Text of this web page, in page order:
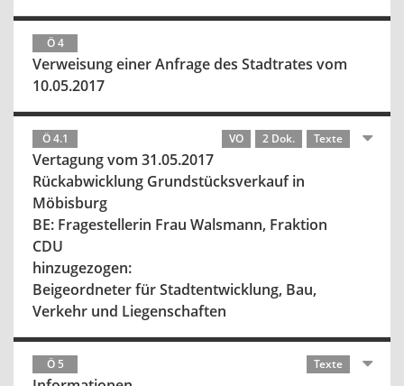
Ö 4
Verweisung einer Anfrage des Stadtrates vom
10.05.2017
Ö 4.1 VO 2 Dok. Texte
Vertagung vom 31.05.2017
Rückabwicklung Grundstücksverkauf in
Möbisburg
BE: Fragestellerin Frau Walsmann, Fraktion
CDU
hinzugezogen:
Beigeordneter für Stadtentwicklung, Bau,
Verkehr und Liegenschaften
Ö 5 Texte